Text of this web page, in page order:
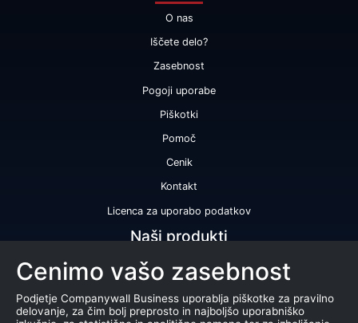
O nas
Iščete delo?
Zasebnost
Pogoji uporabe
Piškotki
Pomoč
Cenik
Kontakt
Licenca za uporabo podatkov
Naši produkti
Bonitetna ocena
Bonitetno poročilo
Certifikat bonitetne odličnosti
Cenimo vašo zasebnost
Podjetje Companywall Business uporablja piškotke za pravilno
delovanje, za čim bolj preprosto in najboljšo uporabniško